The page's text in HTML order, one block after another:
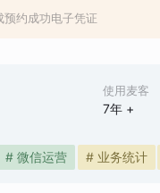
使用麦客
7年 +
# 微信运营 # 业务统计
预约成功电子凭证